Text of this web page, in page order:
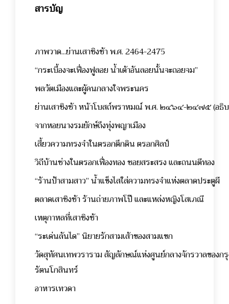
สารบัญ
ภาพวาด...ย่านเสาชิงช้า พ.ศ. 2464-2475
“กระเบื้องจะเฟื่องฟูลอย น้ำเต้าอันลอยนั้นจะถอยจม”
พลวัตเมืองและผู้คนกลางใจพระนคร
ย่านเสาชิงช้า หน้าโบสถ์พราหมณ์ พ.ศ. ๒๔๖๔-๒๔๗๕ (อธิ
จากหอยนางรมยักษ์ถึงทุ่งพญาเมือง
เสี้ยวความทรงจำในตรอกตึกดิน ตรอกศิลป์
วิถีบ้านช่างในตรอกเฟื่องทอง ซอยสระสรง และถนนตีทอง
“ร้านป้าสามสาว” น้ำแข็งไสใส่ความทรงจำแห่งตลาดประตูผี
ตลาดเสาชิงช้า ร้านถ่ายภาพโป๊ และแหล่งหญิงโสเภณี
เหตุกาหลที่เสาชิงช้า
“ระเด่นลันได” นิยายรักสามเส้าของสามแขก
วัดสุทัศนเทพวราราม สัญลักษณ์แห่งศูนย์กลางจักรวาลของก
รัตนโกสินทร์
อาหารเทวดา